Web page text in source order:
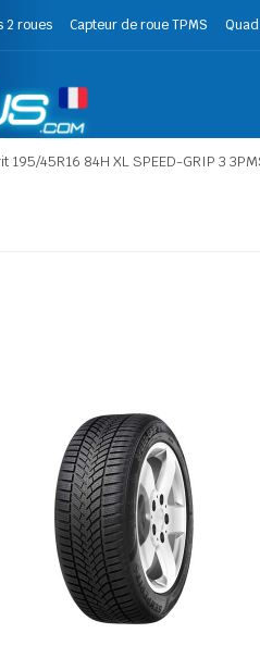
2 roues Capteur de roue TPMS Quad
195/45R16 84H XL SPEED-GRIP 3